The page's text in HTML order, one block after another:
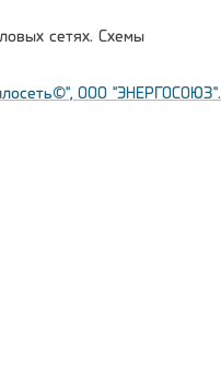
сетях. Схемы
ООО "ЭНЕРГОСОЮЗ".